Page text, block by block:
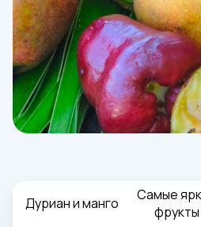
Дуриан и манго
Самые
фрукты